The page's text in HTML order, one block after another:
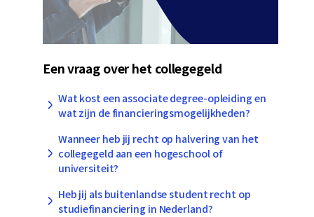
Een vraag over het collegegeld
Wat kost een associate degree-opleiding en
wat zijn de financieringsmogelijkheden?
Wanneer heb jij recht op halvering van het
collegegeld aan een hogeschool of
universiteit?
Heb jij als buitenlandse student recht op
studiefinanciering in Nederland?